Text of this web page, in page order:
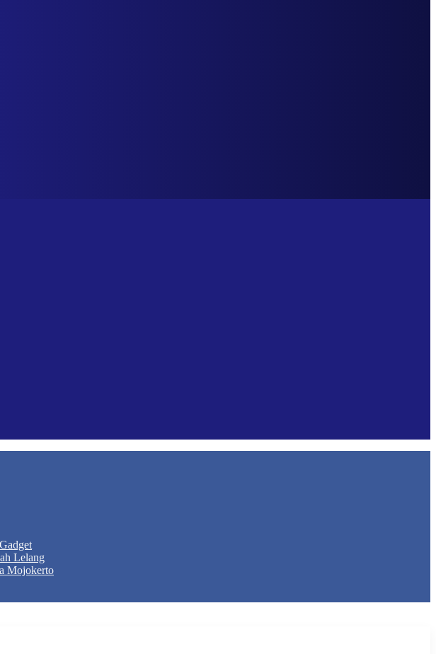
Lelang
Mojokerto